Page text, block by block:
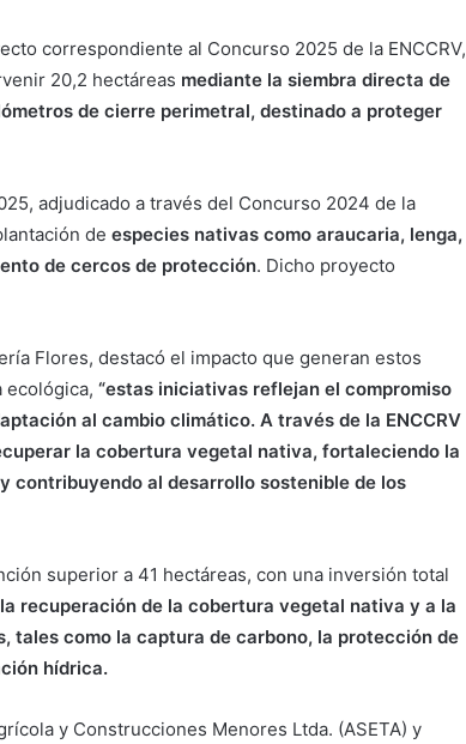
correspondiente al Concurso 2025 de la ENCCRV,
20,2 hectáreas mediante la siembra directa de
de cierre perimetral, destinado a proteger
adjudicado a través del Concurso 2024 de la
de especies nativas como araucaria, lenga,
de cercos de protección. Dicho proyecto
Flores, destacó el impacto que generan estos
“estas iniciativas reflejan el compromiso
al cambio climático. A través de la ENCCRV
la cobertura vegetal nativa, fortaleciendo la
contribuyendo al desarrollo sostenible de los
superior a 41 hectáreas, con una inversión total
recuperación de la cobertura vegetal nativa y a la
tales como la captura de carbono, la protección de
hídrica.
y Construcciones Menores Ltda. (ASETA) y